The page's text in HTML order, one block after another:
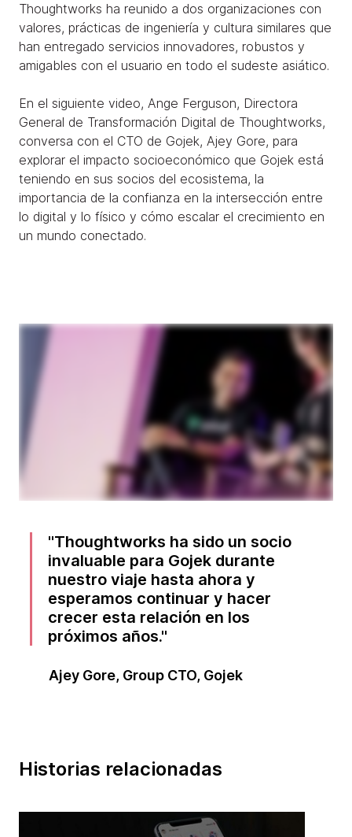
Thoughtworks ha reunido a dos organizaciones con
valores, prácticas de ingeniería y cultura similares que
han entregado servicios innovadores, robustos y
amigables con el usuario en todo el sudeste asiático.
En el siguiente video, Ange Ferguson, Directora
General de Transformación Digital de Thoughtworks,
conversa con el CTO de Gojek, Ajey Gore, para
explorar el impacto socioeconómico que Gojek está
teniendo en sus socios del ecosistema, la
importancia de la confianza en la intersección entre
lo digital y lo físico y cómo escalar el crecimiento en
un mundo conectado.
Thoughtworks ha sido un socio
invaluable para Gojek durante
nuestro viaje hasta ahora y
esperamos continuar y hacer
crecer esta relación en los
próximos años.
Ajey Gore, Group CTO, Gojek
Historias relacionadas